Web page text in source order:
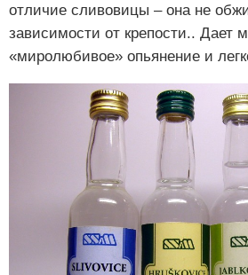
отличие сливовицы – она не
зависимости от крепости.. Дает
«миролюбивое» опьянение и